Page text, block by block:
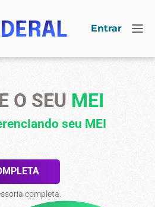
Entrar
O SEU MEI
seu MEI
completa.